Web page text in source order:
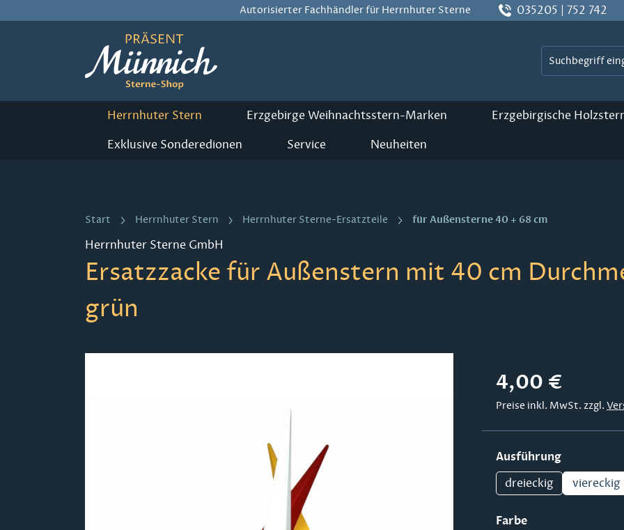
Autorisierter Fachhändler für Herrnhuter Sterne 035205 | 752 742
Herrnhuter Stern Erzgebirge Weihnachtsstern-Marken Erzgebirgische
Exklusive Sonderedionen Service Neuheiten
Start Herrnhuter Stern Herrnhuter Sterne-Ersatzteile für Außensterne 40 + 68 cm
Herrnhuter Sterne GmbH
Ersatzzacke für Außenstern mit 40 cm
grün
Regulärer Preis:
4,00 €
Preise inkl. MwSt. zzgl.
Ausführungauswählen
dreieckig
viereckig
Farbeauswählen